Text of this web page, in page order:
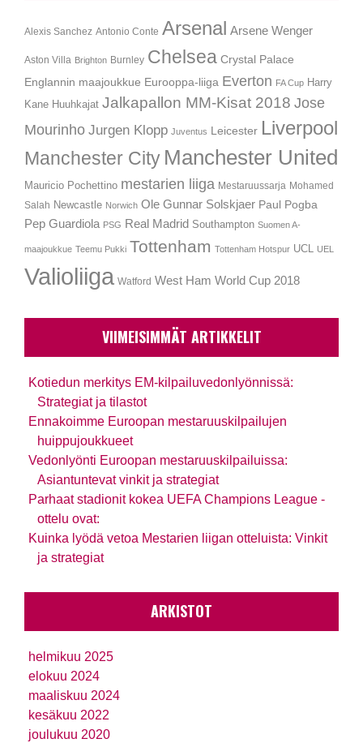
Alexis Sanchez Antonio Conte Arsenal Arsene Wenger
Aston Villa Brighton Burnley Chelsea Crystal Palace
Englannin maajoukkue Eurooppa-liiga Everton FA Cup Harry
Kane Huuhkajat Jalkapallon MM-Kisat 2018 Jose
Mourinho Jurgen Klopp Juventus Leicester Liverpool
Manchester City Manchester United
Mauricio Pochettino mestarien liiga Mestaruussarja Mohamed
Salah Newcastle Norwich Ole Gunnar Solskjaer Paul Pogba
Pep Guardiola PSG Real Madrid Southampton Suomen A-
maajoukkue Teemu Pukki Tottenham Tottenham Hotspur UCL UEL
Valioliiga Watford West Ham World Cup 2018
VIIMEISIMMÄT ARTIKKELIT
Kotiedun merkitys EM-kilpailuvedonlyönnissä:
Strategiat ja tilastot
Ennakoimme Euroopan mestaruuskilpailujen
huippujoukkueet
Vedonlyönti Euroopan mestaruuskilpailuissa:
Asiantuntevat vinkit ja strategiat
Parhaat stadionit kokea UEFA Champions League -
ottelu ovat:
Kuinka lyödä vetoa Mestarien liigan otteluista: Vinkit
ja strategiat
ARKISTOT
helmikuu 2025
elokuu 2024
maaliskuu 2024
kesäkuu 2022
joulukuu 2020